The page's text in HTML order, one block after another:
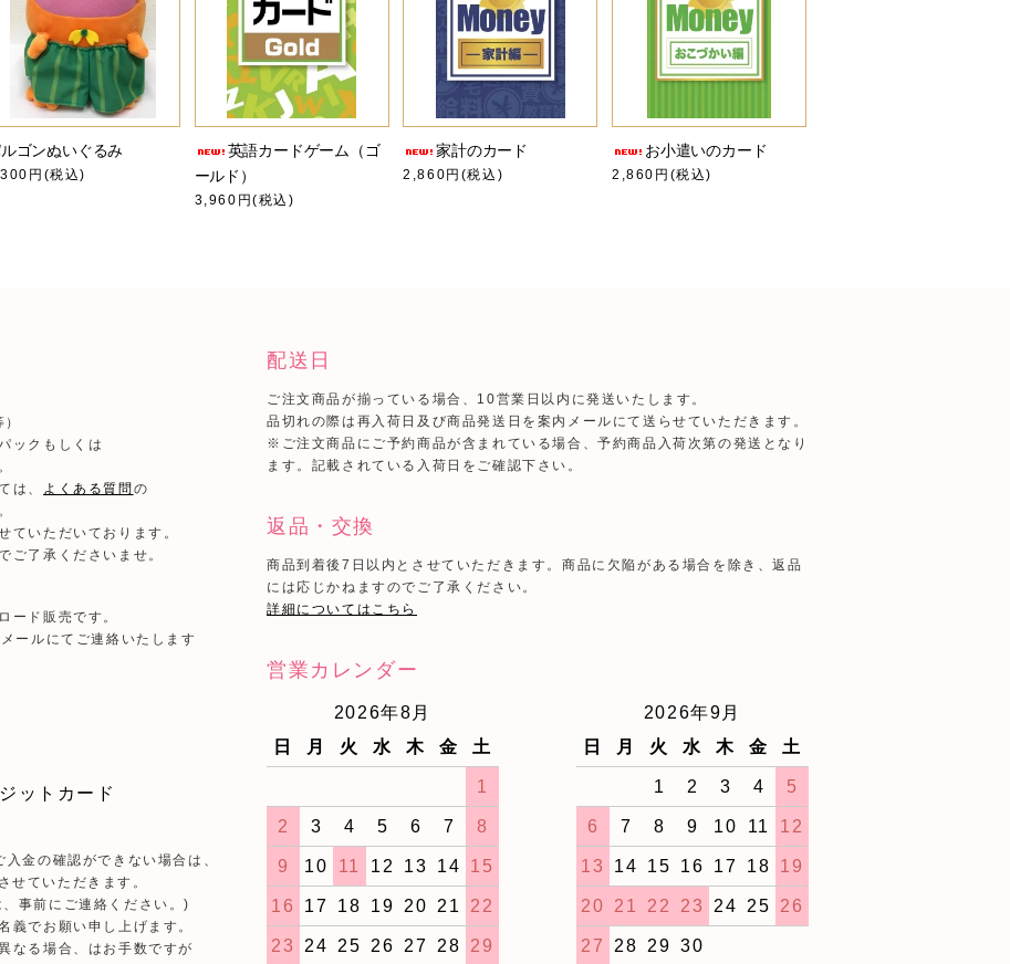
ゴンぬいぐるみ
円(税込)
英語カードゲーム（ゴ
ールド）
3,960円(税込)
家計のカード
2,860円(税込)
お小遣いのカード
2,860円(税込)
ックもしくは
は、 よくある質問 の
ていただいております。
ご了承くださいませ。
ード販売です。
ールにてご連絡いたします
金の確認ができない場合は、
せていただきます。
事前にご連絡ください。)
義でお願い申し上げます。
なる場合、はお手数ですが
配送日
ご注文商品が揃っている場合、10営業日以内に発送いたします。
品切れの際は再入荷日及び商品発送日を案内メールにて送らせていただきます。
※ご注文商品にご予約商品が含まれている場合、予約商品入荷次第の発送となり
ます。記載されている入荷日をご確認下さい。
返品・交換
商品到着後7日以内とさせていただきます。商品に欠陥がある場合を除き、返品
には応じかねますのでご了承ください。
詳細についてはこちら
営業カレンダー
2026年8月
日
月 火 水 木 金 土
1
2 3 4 5 6 7 8
9 10 11 12 13 14 15
16 17 18 19 20 21 22
23 24 25 26 27 28 29
2026年9月
日
月 火 水 木 金 土
1 2 3 4 5
6 7 8 9 10 11 12
13 14 15 16 17 18 19
20 21 22 23 24 25 26
27 28 29 30